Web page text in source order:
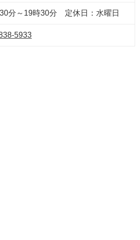
分～19時30分 定休日：水曜日
5933